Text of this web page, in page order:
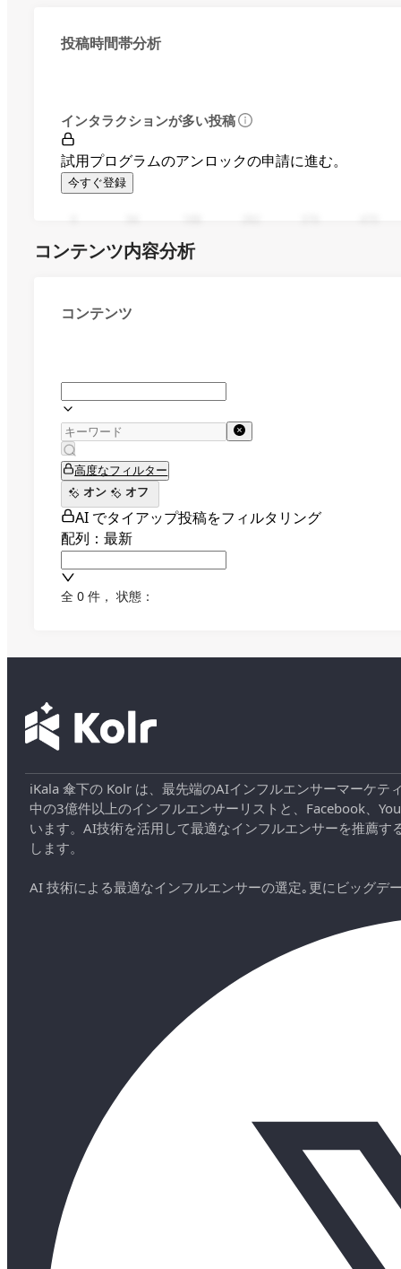
投稿時間帯分析
インタラクションが多い投稿
試用プログラムのアンロックの申請に進む。
今すぐ登録
コンテンツ内容分析
コンテンツ
高度なフィルター
オン
オフ
AI でタイアップ投稿をフィルタリング
配列：最新
全 0 件 ， 状態：
iKala 傘下の Kolr は、最先端のAIインフルエンサーマーケ
中の3億件以上のインフルエンサーリストと、Facebook、
います。AI技術を活用して最適なインフルエンサーを推薦
します。
AI 技術による最適なインフルエンサーの選定｡更にビッグデ